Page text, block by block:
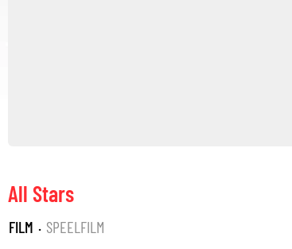
All Stars
FILM · SPEELFILM